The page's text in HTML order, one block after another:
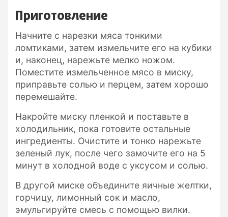
Приготовление
Начните с нарезки мяса тонкими
ломтиками, затем измельчите его на кубики
и, наконец, нарежьте мелко ножом.
Поместите измельченное мясо в миску,
приправьте солью и перцем, затем хорошо
перемешайте.
Накройте миску пленкой и поставьте в
холодильник, пока готовите остальные
ингредиенты. Очистите и тонко нарежьте
зеленый лук, после чего замочите его на 5
минут в холодной воде с уксусом и солью.
В другой миске объедините яичные желтки,
горчицу, лимонный сок и масло,
эмульгируйте смесь с помощью вилки.